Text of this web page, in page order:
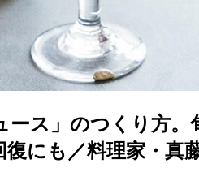
ス」のつくり方。
にも／料理家・真